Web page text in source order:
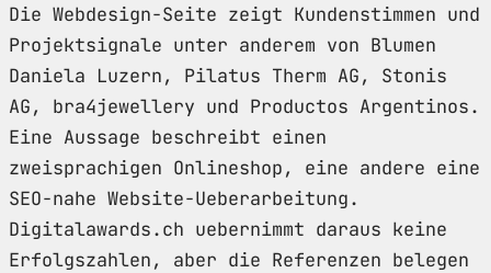
Die Webdesign-Seite zeigt Kundenstimmen und
Projektsignale unter anderem von Blumen
Daniela Luzern, Pilatus Therm AG, Stonis
AG, bra4jewellery und Productos Argentinos.
Eine Aussage beschreibt einen
zweisprachigen Onlineshop, eine andere eine
SEO-nahe Website-Ueberarbeitung.
Digitalawards.ch uebernimmt daraus keine
Erfolgszahlen, aber die Referenzen belegen